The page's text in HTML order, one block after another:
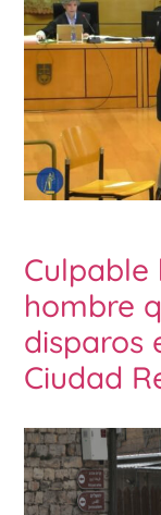
hombre
disparos
Ciudad